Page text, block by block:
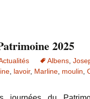
2025
Albens
lavoir, Marline moulin